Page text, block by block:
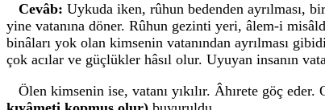
Cevâb: Uykuda iken, rûhun bedenden ayrılması,
yine vatanına döner. Rûhun gezinti yeri, âlem-i
binâları yok olan kimsenin vatanından ayrılması
çok acılar ve güçlükler hâsıl olur. Uyuyan insanın
Ölen kimsenin ise, vatanı yıkılır. Âhırete göç